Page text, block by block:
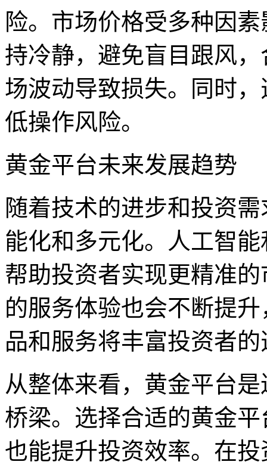
险。市场价格受多种因
持冷静，避免盲目跟风
场波动导致损失。同时
低操作风险。
黄金平台未来发展趋势
随着技术的进步和投资
能化和多元化。人工智
帮助投资者实现更精准
的服务体验也会不断提
品和服务将丰富投资者
从整体来看，黄金平台
桥梁。选择合适的黄金
也能提升投资效率。在